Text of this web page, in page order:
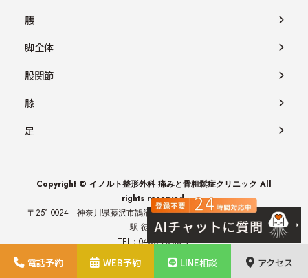
電話予約 WEB予約 LINE相談 アクセス
腰
脚全体
股関節
膝
足
Copyright © イノルト整形外科 痛みと骨粗鬆症クリニック All
rights reserved.
〒251-0024 神奈川県藤沢市鵠沼橘1-1-1 第2外岡ビル 3階 （JR藤沢
駅 徒歩3分）
TEL：0466-25-3812